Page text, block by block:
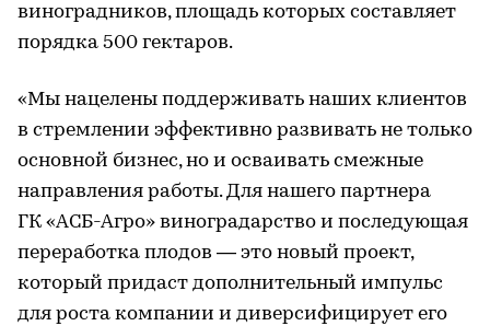
виноградников, площадь которых составляет
порядка 500 гектаров.
«Мы нацелены поддерживать наших клиентов
в стремлении эффективно развивать не только
основной бизнес, но и осваивать смежные
направления работы. Для нашего партнера
ГК «АСБ-Агро» виноградарство и последующая
переработка плодов — это новый проект,
который придаст дополнительный импульс
для роста компании и диверсифицирует его